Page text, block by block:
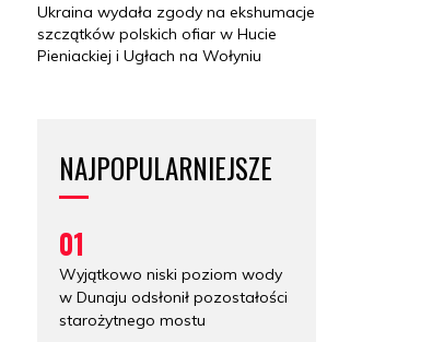
Ukraina wydała zgody na ekshumacje
szczątków polskich ofiar w Hucie
Pieniackiej i Ugłach na Wołyniu
NAJPOPULARNIEJSZE
01
Wyjątkowo niski poziom wody
w Dunaju odsłonił pozostałości
starożytnego mostu